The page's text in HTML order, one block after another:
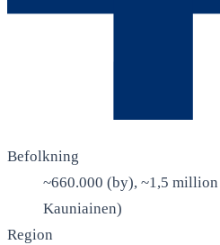
Befolkning
~660.000 (by), ~1,5
Kauniainen)
Region